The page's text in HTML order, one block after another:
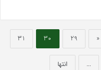
«
29
30
31
... انتها